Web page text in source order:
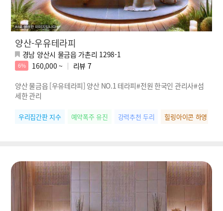
양산-우유테라피
경남 양산시 물금읍 가촌리 1298-1
6% 160,000 ~ 리뷰 7
양산 물금읍 [우유테라피] 양산 NO.1 테라피#전원 한국인 관리사#섬
세한 관리
우리집간판 지수 예약폭주 유진 강력추천 두리 힐링아이콘 하영